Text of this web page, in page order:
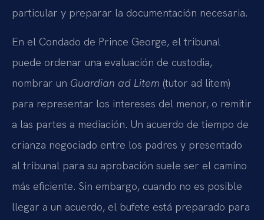
particular y preparar la documentación necesaria.
En el Condado de Prince George, el tribunal
puede ordenar una evaluación de custodia,
nombrar un Guardian ad Litem (tutor ad litem)
para representar los intereses del menor, o remitir
a las partes a mediación. Un acuerdo de tiempo de
crianza negociado entre los padres y presentado
al tribunal para su aprobación suele ser el camino
más eficiente. Sin embargo, cuando no es posible
llegar a un acuerdo, el bufete está preparado para